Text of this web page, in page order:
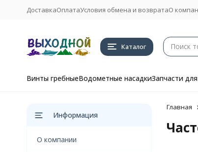
ДоставкаОплатаУсловия обмена и возвратаО
Каталог
Винты гребныеВодометные насадкиЗапчасти
Главная
Информация
О компании